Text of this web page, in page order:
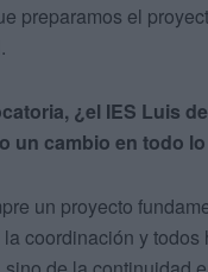
preparamos el
¿el IES Luis
un cambio en todo
un proyecto
coordinación y